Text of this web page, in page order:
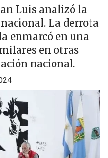
Luis analizó la
La derrota
enmarcó en una
en otras
nacional.